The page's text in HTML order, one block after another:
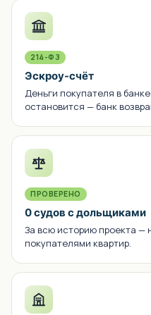
214-ФЗ
Эскроу-счёт
Деньги покупателя в
остановится — банк
ПРОВЕРЕНО
0 судов с дольщиками
За всю историю проекта —
покупателями квартир.